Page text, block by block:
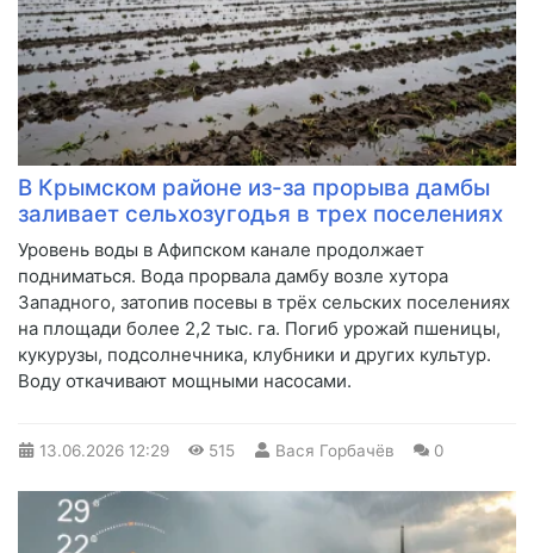
В Крымском районе из-за прорыва дамбы
заливает сельхозугодья в трех поселениях
Уровень воды в Афипском канале продолжает
подниматься. Вода прорвала дамбу возле хутора
Западного, затопив посевы в трёх сельских поселениях
на площади более 2,2 тыс. га. Погиб урожай пшеницы,
кукурузы, подсолнечника, клубники и других культур.
Воду откачивают мощными насосами.
13.06.2026 12:29 515 Вася Горбачёв 0